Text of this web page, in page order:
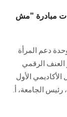
مبادرة "مش
دعم المرأة
العنف الرقمي
الأول
رئيس الجامعة، أ.